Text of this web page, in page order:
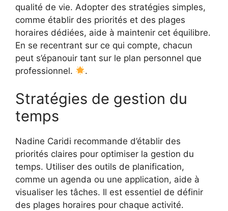
qualité de vie. Adopter des stratégies simples,
comme établir des priorités et des plages
horaires dédiées, aide à maintenir cet équilibre.
En se recentrant sur ce qui compte, chacun
peut s’épanouir tant sur le plan personnel que
professionnel.
.
Stratégies de gestion du
temps
Nadine Caridi recommande d’établir des
priorités claires pour optimiser la gestion du
temps. Utiliser des outils de planification,
comme un agenda ou une application, aide à
visualiser les tâches. Il est essentiel de définir
des plages horaires pour chaque activité.